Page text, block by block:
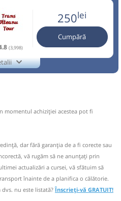
(3,998)
250lei
Cumpără
aici 2 comentarii)
ta ⤣
Lidl
momentul achiziției acestea pot fi
dar fără garanţia de a fi corecte sau
vă rugăm să ne anunțați prin
actualizări a cursei, vă sfătuim să
înainte de a planifica o călătorie.
dvs. nu este listată?Înscrieți-vă GRATUIT!